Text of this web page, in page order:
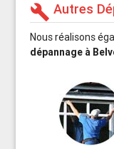
build Autres
Nous réalisons
dépannage à